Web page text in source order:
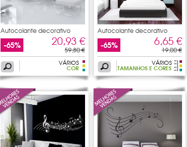
Autocolante decorativo
nota
-65% 20,93 €
59,80 €
VÁRIOS
COR
Autocolante decorativo
nota
-65% 6,65 €
19,00 €
VÁRIOS
TAMANHOS E CORES